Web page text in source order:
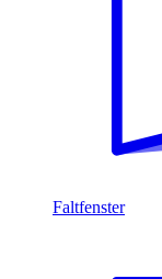
Faltfenster